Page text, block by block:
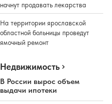
начнут продавать лекарства
На территории ярославской
областной больницы проведут
ямочный ремонт
Недвижимость
В России вырос объем
выдачи ипотеки